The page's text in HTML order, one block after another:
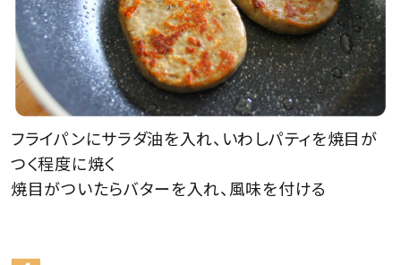
フライパンにサラダ油を入れ、いわしパティを焼目が
つく程度に焼く
焼目がついたらバターを入れ、風味を付ける